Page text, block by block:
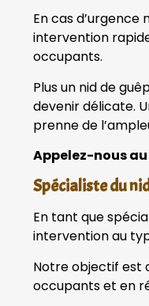
En cas d’urgence
intervention
occupants.
Plus un nid de
devenir délicate.
prenne de
Appelez-nous au
Spécialiste du
En tant que
intervention au
Notre objectif est
occupants et en